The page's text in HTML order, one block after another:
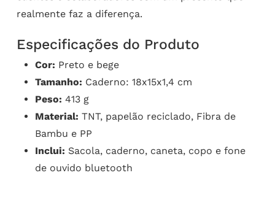
realmente faz a diferença.
Especificações do Produto
Cor: Preto e bege
Tamanho: Caderno: 18x15x1,4 cm
Peso: 413 g
Material: TNT, papelão reciclado, Fibra de
Bambu e PP
Inclui: Sacola, caderno, caneta, copo e fone
de ouvido bluetooth